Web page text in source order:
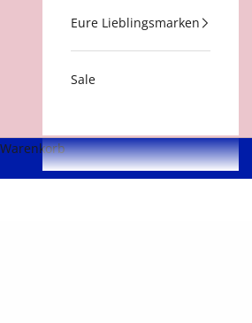
Eure Lieblingsmarken
Sale
Warenkorb